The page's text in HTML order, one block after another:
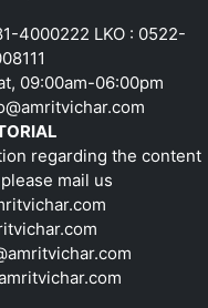
4000222 LKO : 0522-
09:00am-06:00pm
regarding the content
mail us